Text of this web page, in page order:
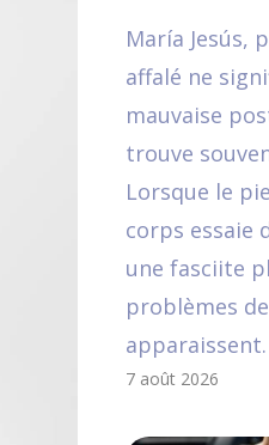
María Jesús,
affalé ne
mauvaise
trouve
Lorsque le
corps essaie
une fasciite
problèmes
apparaissent.
7 août 2026